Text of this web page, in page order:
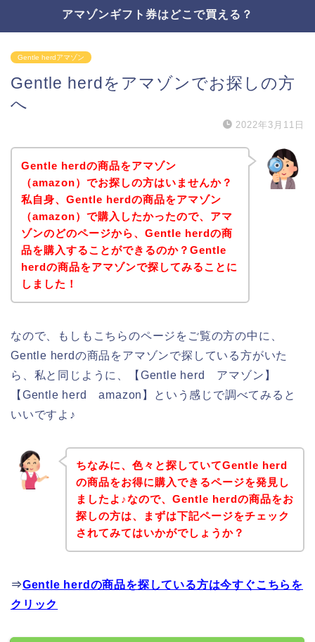
アマゾンギフト券はどこで買える？
Gentle herdアマゾン
Gentle herdをアマゾンでお探しの方
へ
2022年3月11日
Gentle herdの商品をアマゾン
（amazon）でお探しの方はいませんか？
私自身、Gentle herdの商品をアマゾン
（amazon）で購入したかったので、アマ
ゾンのどのページから、Gentle herdの商
品を購入することができるのか？Gentle
herdの商品をアマゾンで探してみることに
しました！
なので、もしもこちらのページをご覧の方の中に、
Gentle herdの商品をアマゾンで探している方がいた
ら、私と同じように、【Gentle herd アマゾン】
【Gentle herd amazon】という感じで調べてみると
いいですよ♪
ちなみに、色々と探していてGentle herd
の商品をお得に購入できるページを発見し
ましたよ♪なので、Gentle herdの商品をお
探しの方は、まずは下記ページをチェック
されてみてはいかがでしょうか？
⇒Gentle herdの商品を探している方は今すぐこちらを
クリック